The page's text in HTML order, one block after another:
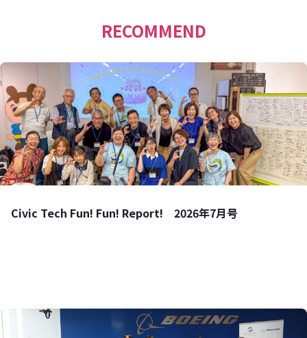
RECOMMEND
Civic Tech Fun! Fun! Report! 2026年7月号